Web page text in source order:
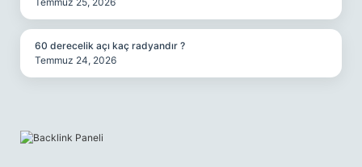
60 derecelik açı kaç radyandır ?
Temmuz 24, 2026